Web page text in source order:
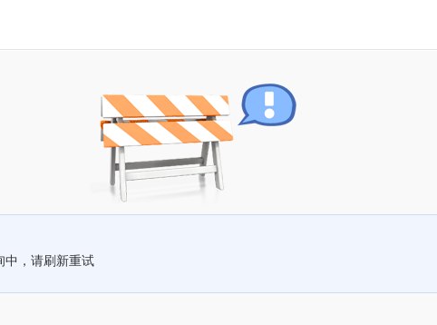
中，请刷新重试